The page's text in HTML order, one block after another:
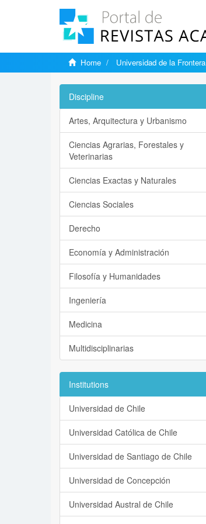
Home Universidad de la Frontera
Discipline
Artes, Arquitectura y Urbanismo
Ciencias Agrarias, Forestales y
Veterinarias
Ciencias Exactas y Naturales
Ciencias Sociales
Derecho
Economía y Administración
Filosofía y Humanidades
Ingeniería
Medicina
Multidisciplinarias
Institutions
Universidad de Chile
Universidad Católica de Chile
Universidad de Santiago de Chile
Universidad de Concepción
Universidad Austral de Chile